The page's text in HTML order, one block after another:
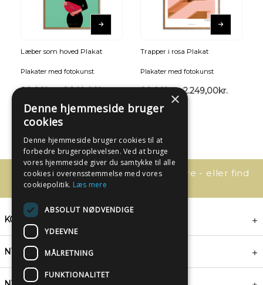
Læber som hoved Plakat
Plakater med fotokunst
89,00kr. – 2.249,00kr.
Trapper i rosa Plakat
Plakater med fotokunst
89,00kr. – 2.249,00kr.
Har du spørgsmål, så kontakt os bare - eller find
svaret her:
KONTAKT
NYHEDSBREV
×
Denne hjemmeside bruger
cookies
Denne hjemmeside bruger cookies til at
forbedre brugeroplevelsen. Ved at bruge
vores hjemmeside giver du samtykke til alle
cookies i overensstemmelse med vores
cookiepolitik. Læs mere
ABSOLUT NØDVENDIGE
YDEEVNE
MÅLRETNING
FUNKTIONALITET